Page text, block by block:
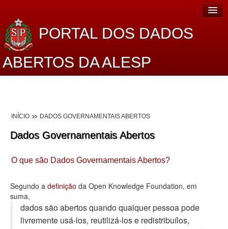
PORTAL DOS DADOS
ABERTOS DA ALESP
Lei de Acesso à Informação
Dados Governamentais Abertos
Planejamento
Catálogo de dados
Processo Legislativo
INÍCIO DADOS GOVERNAMENTAIS ABERTOS
Dados Governamentais Abertos
O que são Dados Governamentais Abertos?
Segundo a definição da Open Knowledge Foundation, em
suma,
dados são abertos quando qualquer pessoa pode
livremente usá-los, reutilizá-los e redistribuí­los,